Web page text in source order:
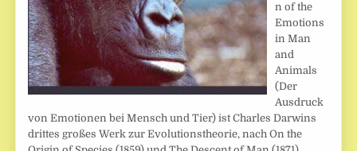
n of the
Emotions
in Man
and
Animals
(Der
Ausdruck
von Emotionen bei Mensch und Tier) ist Charles Darwins
drittes großes Werk zur Evolutionstheorie, nach On the